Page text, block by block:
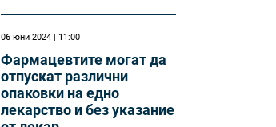
06 юни 2024 | 11:00
Фармацевтите могат да
отпускат различни
опаковки на едно
лекарство и без указание